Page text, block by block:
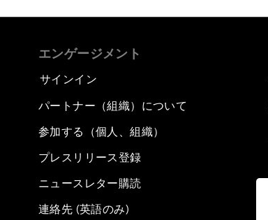
エンゲージメント
サインイン
パートナー（組織）について
参加する（個人、組織）
プレスリリース登録
ニュースレター購読
連絡先 (英語のみ)